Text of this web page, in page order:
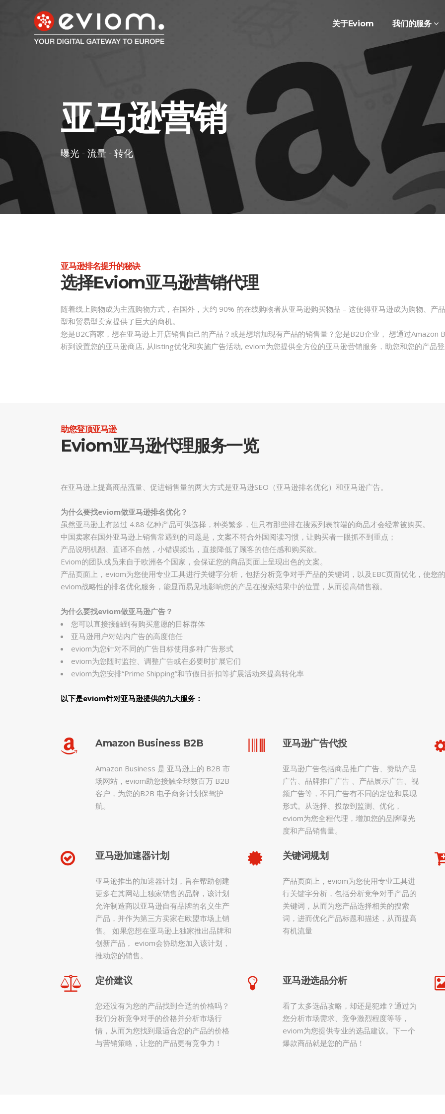
关于eviom 我们的服务
亚马逊营销
曝光 - 流量 - 转化
亚马逊排名提升的秘诀
选择eviom亚马逊营销代理
随着线上购物成为主流购物方式，在国外，大约 90% 的在线购物者从亚马逊购买物品 – 这使得亚马逊成为购物、产
型和贸易型卖家提供了巨大的商机。
您是B2C商家，想在亚马逊上开店销售自己的产品？或是想增加现有产品的销售量？您是B2B企业， 想通过Amazon
析到设置您的亚马逊商店, 从listing优化和实施广告活动, eviom为您提供全方位的亚马逊营销服务，助您和您的产品登
助您登顶亚马逊
Eviom亚马逊代理服务一览
在亚马逊上提高商品流量、促进销售量的两大方式是亚马逊SEO（亚马逊排名优化）和亚马逊广告。
为什么要找eviom做亚马逊排名优化？
虽然亚马逊上有超过 4.88 亿种产品可供选择，种类繁多，但只有那些排在搜索列表前端的商品才会经常被购买。
中国卖家在国外亚马逊上销售常遇到的问题是，文案不符合外国阅读习惯，让购买者一眼抓不到重点；
产品说明机翻、直译不自然，小错误频出，直接降低了顾客的信任感和购买欲。
Eviom的团队成员来自于欧洲各个国家，会保证您的商品页面上呈现出色的文案。
产品页面上，eviom为您使用专业工具进行关键字分析，包括分析竞争对手产品的关键词，以及EBC页面优化，使您
eviom战略性的排名优化服务，能显而易见地影响您的产品在搜索结果中的位置，从而提高销售额。
为什么要找eviom做亚马逊广告？
您可以直接接触到有购买意愿的目标群体
亚马逊用户对站内广告的高度信任
eviom为您针对不同的广告目标使用多种广告形式
eviom为您随时监控、调整广告或在必要时扩展它们
eviom为您安排“Prime Shipping”和节假日折扣等扩展活动来提高转化率
以下是eviom针对亚马逊提供的九大服务：
Amazon Business B2B
Amazon Business 是 亚马逊上的 B2B 市
场网站，eviom助您接触全球数百万 B2B
客户，为您的B2B 电子商务计划保驾护
航。
亚马逊广告代投
亚马逊广告包括商品推广广告、赞助产品
广告、品牌推广广告 、产品展示广告、视
频广告等，不同广告有不同的定位和展现
形式。从选择、投放到监测、优化，
eviom为您全程代理，增加您的品牌曝光
度和产品销售量。
亚马逊加速器计划
亚马逊推出的加速器计划，旨在帮助创建
更多在其网站上独家销售的品牌，该计划
允许制造商以亚马逊自有品牌的名义生产
产品，并作为第三方卖家在欧盟市场上销
售。 如果您想在亚马逊上独家推出品牌和
创新产品， eviom会协助您加入该计划，
推动您的销售。
关键词规划
产品页面上，eviom为您使用专业工具进
行关键字分析，包括分析竞争对手产品的
关键词，从而为您产品选择相关的搜索
词，进而优化产品标题和描述，从而提高
有机流量
定价建议
您还没有为您的产品找到合适的价格吗？
我们分析竞争对手的价格并分析市场行
情，从而为您找到最适合您的产品的价格
与营销策略，让您的产品更有竞争力！
亚马逊选品分析
看了太多选品攻略，却还是犯难？通过为
您分析市场需求、竞争激烈程度等等，
eviom为您提供专业的选品建议。下一个
爆款商品就是您的产品！